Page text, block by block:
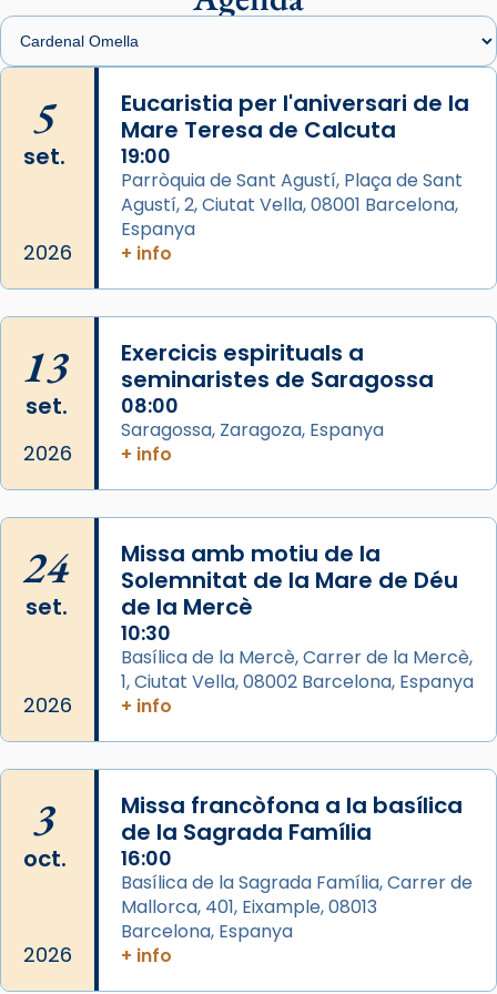
Santes de Mataró.
🔗
📸 J. Merino
Photo
View on Facebook ·
Arquebisbat de Barcelona
de Barcelona.
2 weeks ago
comitè organitzador de la visita apostòlica
del Sant Pare Lleó XIV a Barcelona, i als
col·laboradors, a la Catedral de Barcelona.
L’arquebisbe de Barcelona, el cardenal Joan
📸 Dr. G. Simón
Photo
View on Facebook ·
Arquebisbat de Barcelona
Memòria de les santes Juliana i
Semproniana, verges i màrtirs.
Acompanyant la història de sant Cugat, a
partir de l’Edat Mitjana sorgeix la tradició
que les santes Juliana (“relatiu a Júlia”) i
Semproniana (“relatiu a Semprònia =
eterna”) són deixebles seves. I l’any 1667, el
frare Joan Gaspar Roig, afirma en una obra
5
set.
2026
Eucaristia per l'aniversari de la
Mare Teresa de Calcuta
19:00
Parròquia de Sant Agustí, Plaça de Sant
Agustí, 2, Ciutat Vella, 08001 Barcelona,
Espanya
+ info
13
set.
2026
Exercicis espirituals a
seminaristes de Saragossa
08:00
Saragossa, Zaragoza, Espanya
+ info
24
set.
2026
Missa amb motiu de la
Solemnitat de la Mare de Déu
de la Mercè
10:30
Basílica de la Mercè, Carrer de la Mercè,
1, Ciutat Vella, 08002 Barcelona, Espanya
+ info
3
oct.
2026
Missa francòfona a la basílica
de la Sagrada Família
16:00
Basílica de la Sagrada Família, Carrer de
Mallorca, 401, Eixample, 08013
Barcelona, Espanya
+ info